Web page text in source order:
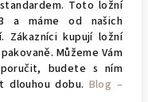
Toto ložní
a máme od našich
Zákazníci kupují ložní
Můžeme Vám
budete s ním
dlouhou dobu. Blog –